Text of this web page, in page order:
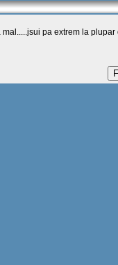
pa extrem la